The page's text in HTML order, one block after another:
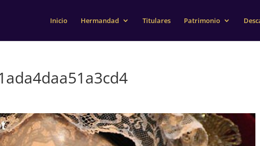
Inicio Hermandad Titulares Patrimonio